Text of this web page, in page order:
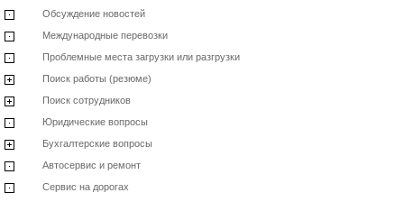
Обсуждение новостей
Международные перевозки
Проблемные места загрузки или разгрузки
Поиск работы (резюме)
Поиск сотрудников
Юридические вопросы
Бухгалтерские вопросы
Автосервис и ремонт
Сервис на дорогах